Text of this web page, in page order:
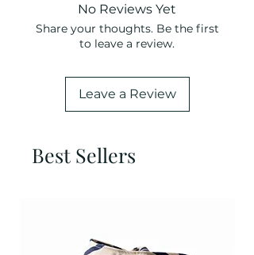
No Reviews Yet
Share your thoughts. Be the first
to leave a review.
Leave a Review
Best Sellers